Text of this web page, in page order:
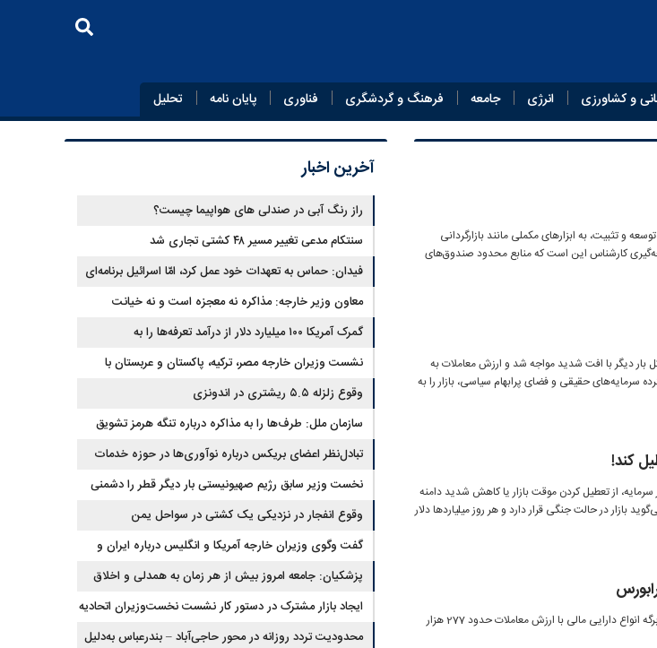
و کشاورزی انرژی جامعه فرهنگ و گردشگری فناوری پایان‌ نامه تحلیل
و تثبیت، به ابزارهای مکملی مانند بازارگردانی
کارشناس این است که منابع محدود صندوق‌های
بار دیگر با افت شدید مواجه شد و ارزش معاملات به
سرمایه‌های حقیقی و فضای پرابهام سیاسی، بازار را به
کند!
از تعطیل کردن موقت بازار یا کاهش شدید دامنه
در حالت جنگی قرار دارد و هر روز میلیاردها دلار
بازارهای فرابورس در روز گذشته شاهد جابه‌جایی بیش از 13.13 میلیارد برگه انواع دارایی مالی با ارزش معاملات حدود 277 هزار
آخرین اخبار
راز رنگ آبی در صندلی های هواپیما چیست؟
سنتکام مدعی تغییر مسیر ۴۸ کشتی تجاری شد
فیدان: حماس به تعهدات خود عمل کرد، امّا اسرائیل برنامه‌ای
برای صلح ندارد
معاون وزیر خارجه: مذاکره نه معجزه است و نه خیانت
گمرک آمریکا ۱۰۰ میلیارد دلار از درآمد تعرفه‌ها را به
واردکنندگان بازگرداند
نشست وزیران خارجه مصر، ترکیه، پاکستان و عربستان با
محوریت تحولات منطقه
وقوع زلزله ۵.۵ ریشتری در اندونزی
سازمان ملل: طرف‌ها را به مذاکره درباره تنگه هرمز تشویق
می‌کنیم
تبادل‌نظر اعضای بریکس درباره نوآوری‌ها در حوزه خدمات
آماری
نخست وزیر سابق رژیم صهیونیستی بار دیگر قطر را دشمنی
خطرناک توصیف کرد
وقوع انفجار در نزدیکی یک کشتی در سواحل یمن
گفت وگوی وزیران خارجه آمریکا و انگلیس درباره ایران و
تنگه هرمز
پزشکیان: جامعه امروز بیش از هر زمان به همدلی و اخلاق
قرآنی نیاز دارد
ایجاد بازار مشترک در دستور کار نشست نخست‌وزیران اتحادیه
اقتصادی اوراسیا
محدودیت تردد روزانه در محور حاجی‌آباد – بندرعباس به‌دلیل